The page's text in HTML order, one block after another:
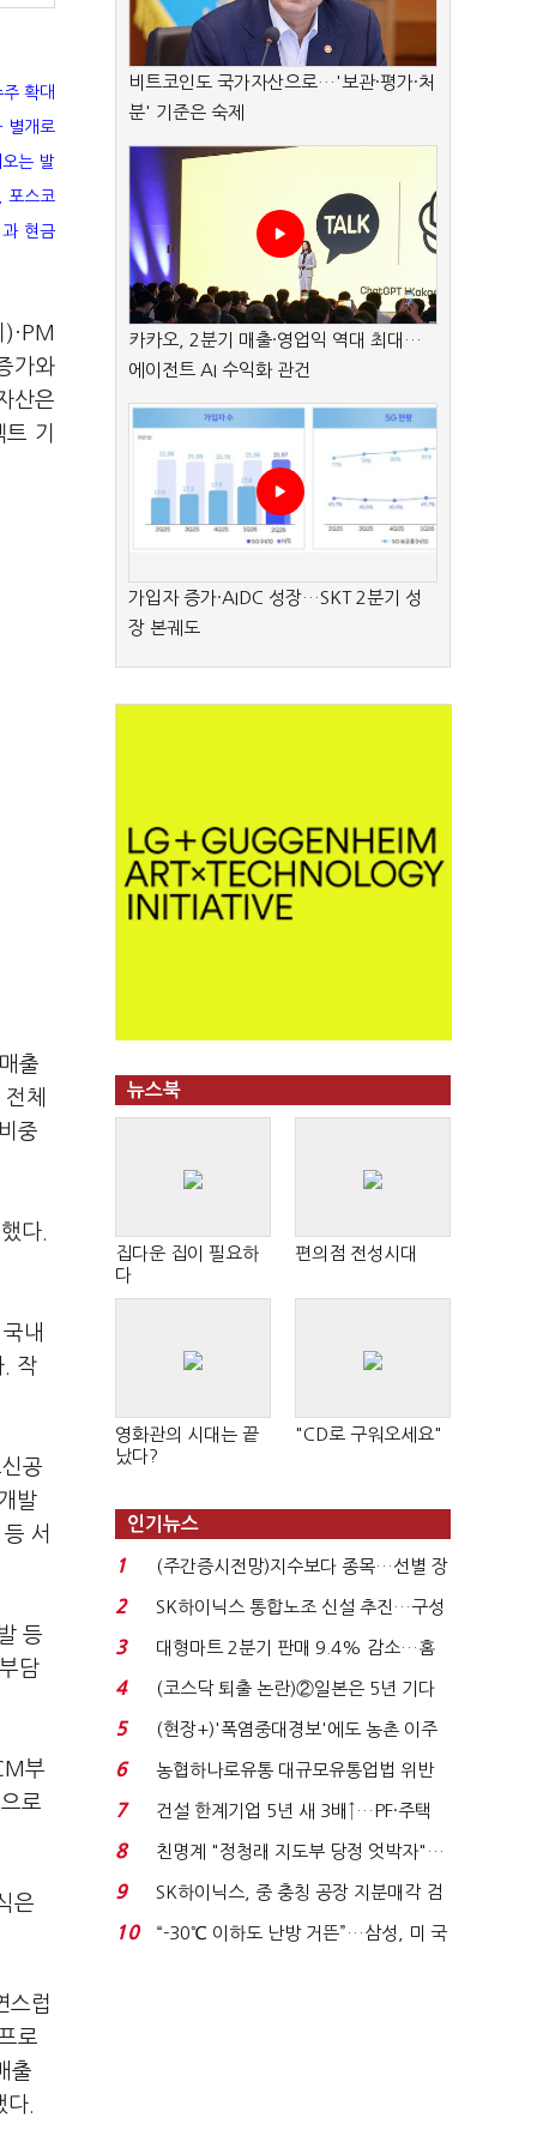
확대
별개로
는 발
포스코
현금
가와
산은
기
출
체
중
다.
내
. 작
공
발
서
등
담
부
로
은
스럽
로
출
.
비트코인도 국가자산으로…'보관·평가·처
분' 기준은 숙제
카카오, 2분기 매출·영업익 역대 최대…
에이전트 AI 수익화 관건
가입자 증가·AIDC 성장…SKT 2분기 성
장 본궤도
뉴스북
집다운 집이 필요하
다
편의점 전성시대
영화관의 시대는 끝
났다?
"CD로 구워오세요"
인기뉴스
1
(주간증시전망)지수보다 종목…선별 장
세 이어진다...
2
SK하이닉스 통합노조 신설 추진…구성
원 간 성과급 불...
3
대형마트 2분기 판매 9.4% 감소…홈
플러스 사태 여파...
4
(코스닥 퇴출 논란)②일본은 5년 기다
려주는데 우리는 ...
5
(현장+)'폭염중대경보'에도 농촌 이주
노동자는 강행군…'야...
6
농협하나로유통 대규모유통업법 위반
적발…공정위, 과...
7
건설 한계기업 5년 새 3배↑…PF·주택
침체에 재무 ...
8
친명계 "정청래 지도부 당정 엇박자"…
친청계 "신천지 오...
9
SK하이닉스, 중 충칭 공장 지분매각 검
토?…“확정된 바...
10
“-30℃ 이하도 난방 거뜬”…삼성, 미 국